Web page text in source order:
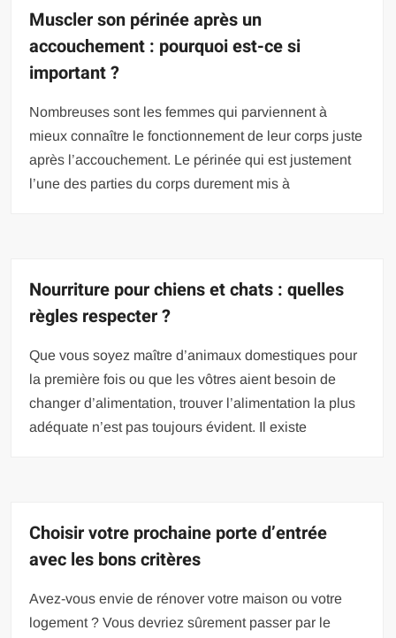
Muscler son périnée après un
accouchement : pourquoi est-ce si
important ?
Nombreuses sont les femmes qui parviennent à
mieux connaître le fonctionnement de leur corps juste
après l’accouchement. Le périnée qui est justement
l’une des parties du corps durement mis à
Nourriture pour chiens et chats : quelles
règles respecter ?
Que vous soyez maître d’animaux domestiques pour
la première fois ou que les vôtres aient besoin de
changer d’alimentation, trouver l’alimentation la plus
adéquate n’est pas toujours évident. Il existe
Choisir votre prochaine porte d’entrée
avec les bons critères
Avez-vous envie de rénover votre maison ou votre
logement ? Vous devriez sûrement passer par le